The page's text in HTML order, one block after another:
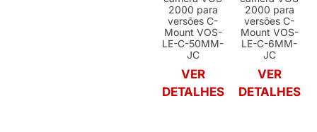
2000 para
versões C-
Mount VOS-
LE-C-50MM-
JC
VER
DETALHES
2000 para
versões C-
Mount VOS-
LE-C-6MM-
JC
VER
DETALHES